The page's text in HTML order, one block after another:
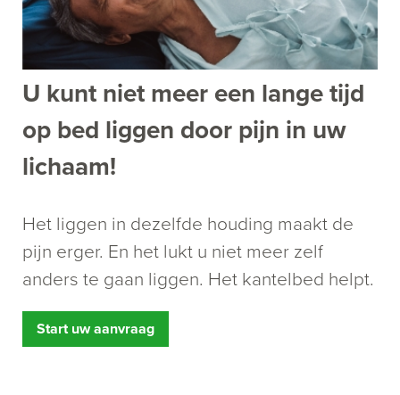
U kunt niet meer een lange tijd
op bed liggen door pijn in uw
lichaam!
Het liggen in dezelfde houding maakt de
pijn erger. En het lukt u niet meer zelf
anders te gaan liggen. Het kantelbed helpt.
Start uw aanvraag